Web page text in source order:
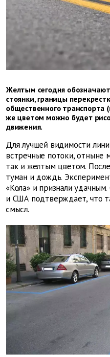
Желтым сегодня
стоянки, границы
общественного транспорта
же цветом можно будет
движения.
Для лучшей видимости
встречные потоки, отныне
так и желтым цветом.
туман и дождь.
«Кола» и признали
и США подтверждает, что
смысл.